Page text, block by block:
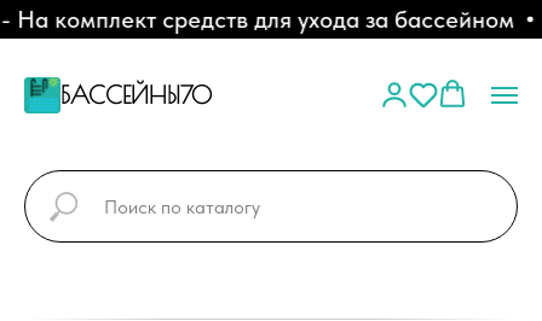
комплект средств для ухода за бассейном
БАССЕЙНЫ70